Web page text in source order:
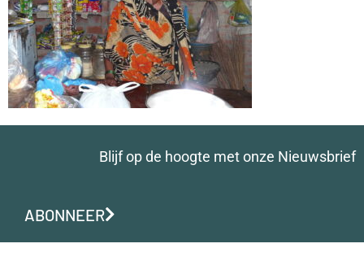
Blijf op de hoogte met onze Nieuwsbrief
ABONNEER